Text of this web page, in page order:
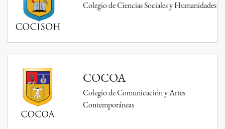
Colegio de Ciencias Sociales y Humanidades
COCOA
Colegio de Comunicación y Artes
Contemporáneas